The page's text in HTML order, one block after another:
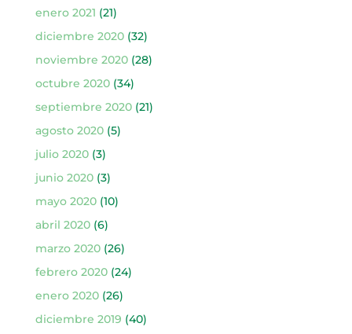
enero 2021 (21)
diciembre 2020(32)
noviembre 2020(28)
octubre 2020(34)
septiembre 2020(21)
agosto 2020(5)
julio 2020(3)
junio 2020(3)
mayo 2020(10)
abril 2020(6)
marzo 2020(26)
febrero 2020(24)
enero 2020(26)
diciembre 2019 (40)